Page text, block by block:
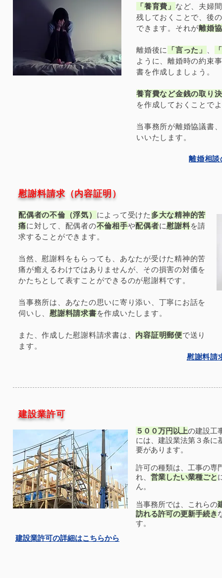
「養育費」 など、夫婦
残しておくことで、後
できます。それが離婚
離婚後に 「言った」
ように、離婚時の約束
書を作成しましょう。
養育費など金銭の取り
を作成しておくことで
当事務所が離婚協議書
いいたします。
離婚相
​慰謝料請求（内容証明）
配偶者の不倫（浮気） によって受けた 多大な精神的苦
痛に対して、配偶者の不倫相手や配偶者に慰謝料を請
求することができます。
当然、慰謝料をもらっても、あなたが受けた精神的苦
痛が癒えるわけではありませんが、その損害の対価を
かたちとして表すことができるのが慰謝料です。
当事務所は、あなたの思いに寄り添い、丁寧にお話を
伺いし、 慰謝料請求書を作成いたします。
​また、作成した慰謝料請求書は、 内容証明郵便で送り
ます。
慰謝料請
​建設業許可
​建設業許可の詳細はこちらから
５００万円以上の建設工
には、建設業法第３条に
要があります。
許可の種類は、工事の専
れ、 営業したい業種ごと
ん。
当事務所では、これらの
訪れる許可の更新手続き
す。